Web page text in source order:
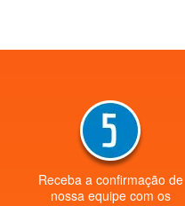
Receba a confirmação de
nossa equipe com os